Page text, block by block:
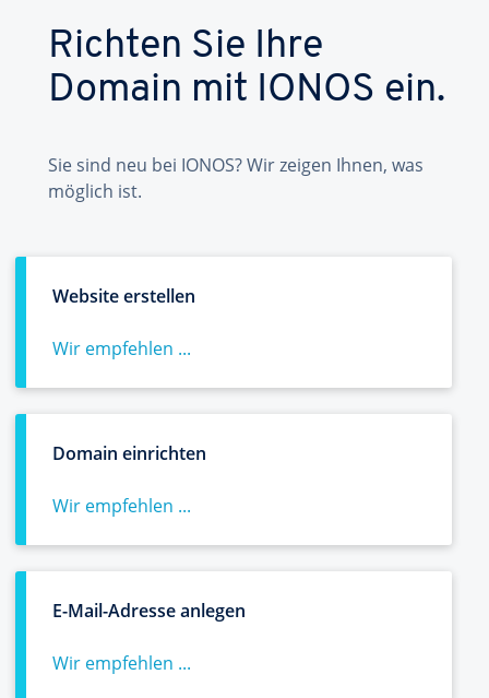
Richten Sie Ihre
Domain mit IONOS ein.
Sie sind neu bei IONOS? Wir zeigen Ihnen, was
möglich ist.
Website erstellen
Wir empfehlen ...
Domain einrichten
Wir empfehlen ...
E-Mail-Adresse anlegen
Wir empfehlen ...